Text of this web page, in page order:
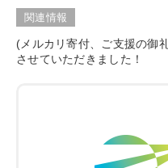
関連情報
(メルカリ寄付、ご支援の御
させていただきました！